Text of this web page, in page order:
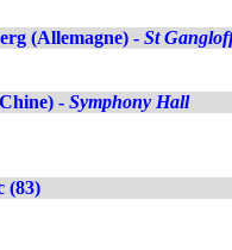
(Allemagne) - St
- Symphony Hall
(83)